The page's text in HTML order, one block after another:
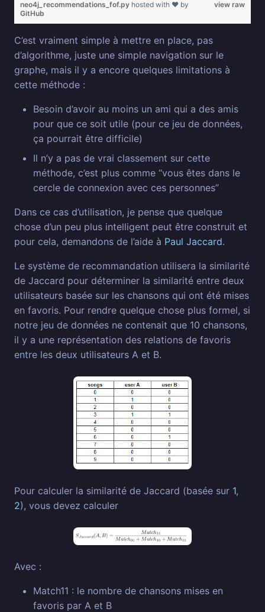
view raw
neo4j_recommendations_fof.py hosted with ❤ by
GitHub
C’est vraiment simple à mettre en place, pas
d’algorithme, juste une simple navigation sur le
graphe, mais il y a encore quelques limitations à
cette méthode :
Besoin d’avoir au moins un ami qui a des amis
pour que ce soit utile (pour ce jeu de données,
ça pourrait être difficile)
Il n’y a pas de vrai classement sur cette
méthode, c’est plus comme “vous êtes dans le
cercle de connexion avec ces personnes”
Dans ce cas d’utilisation, je pense que quelque
chose d’un peu plus intelligent peut être construit et
pour cela, demandons de l’aide à Paul Jaccard.
Le système de recommandation utilisera la similarité
de Jaccard pour déterminer la similarité entre deux
utilisateurs basée sur les chansons qui ont été mises
en favoris. Pour rendre quelque chose plus formel, si
notre jeu de données ne contenait que 10 chansons,
il y a une représentation des relations de favoris
entre les deux utilisateurs A et B.
Pour calculer la similarité de Jaccard (basée sur 1,
2), vous devez calculer
Avec :
Match11 : le nombre de chansons mises en
favoris par A et B